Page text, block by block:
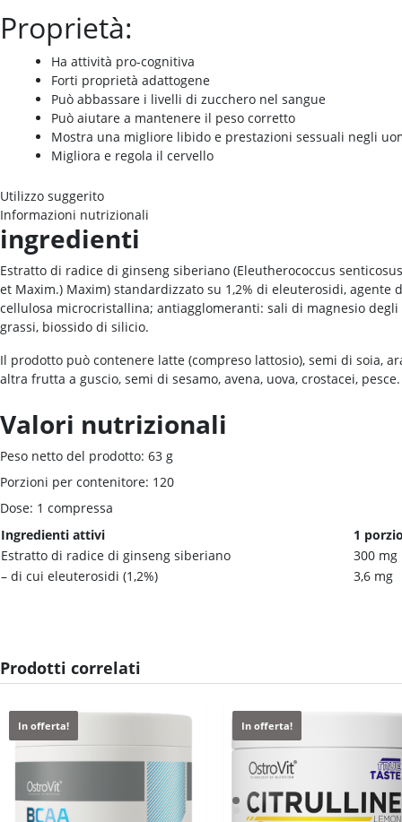
Proprietà:
Ha attività pro-cognitiva
Forti proprietà adattogene
Può abbassare i livelli di zucchero nel sangue
Può aiutare a mantenere il peso corretto
Mostra una migliore libido e prestazioni sessuali negli
Migliora e regola il cervello
Utilizzo suggerito
Informazioni nutrizionali
ingredienti
Estratto di radice di ginseng siberiano (Eleutherococcus
et Maxim.) Maxim) standardizzato su 1,2% di eleuterosidi, agente
cellulosa microcristallina; antiagglomeranti: sali di magnesio degli
grassi, biossido di silicio.
Il prodotto può contenere latte (compreso lattosio), semi di soia,
altra frutta a guscio, semi di sesamo, avena, uova, crostacei, pesce.
Valori nutrizionali
Peso netto del prodotto: 63 g
Porzioni per contenitore: 120
Dose: 1 compressa
Ingredienti attivi
1
Estratto di radice di ginseng siberiano
300 mg
– di cui eleuterosidi (1,2%)
3,6 mg
Prodotti correlati
In offerta! In offerta!